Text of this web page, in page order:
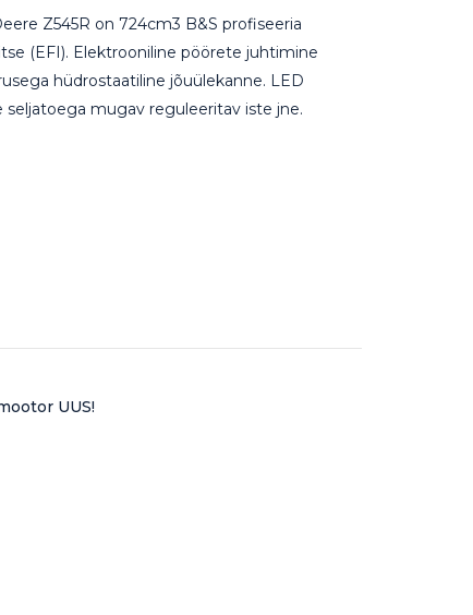
Z545R on 724cm3 B&S profiseeria
(EFI). Elektrooniline pöörete juhtimine
hüdrostaatiline jõuülekanne. LED
mugav reguleeritav iste jne.
UUS!